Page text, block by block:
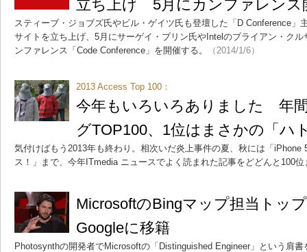
立ち上げ 5月にカンファレンス
スティーブ・ジョブズ氏やビル・ゲイツ氏も登壇した「D Conference」
サイトを立ち上げ、5月にサーゲイ・ブリン氏やIntelのブライアン・ク
ンファレンス「Code Conference」を開催する。
（2014/1/6）
2013 Access Top 100：
今年もいろいろありました 年
グTOP100、1位はまさかの「ハ
気付けばもう2013年も終わり。相次いだ炎上事件の夏、秋には「iPhone
ス！」まで、今年ITmedia ニュースでよく読まれた記事をどどんと100
MicrosoftのBingマップ担当トッ
Googleに移籍
Photosynthの開発者でMicrosoftの「Distinguished Engineer」という肩